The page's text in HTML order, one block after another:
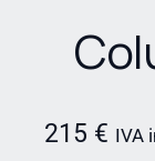
215 € IVA